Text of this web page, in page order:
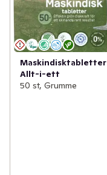
Maskindisktabletter
Allt-i-ett
50 st, Grumme